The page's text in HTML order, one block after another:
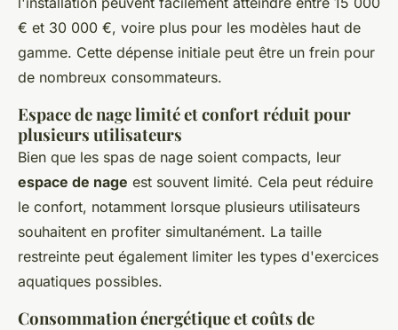
€ et 30 000 €, voire plus pour les modèles haut de
gamme. Cette dépense initiale peut être un frein pour
de nombreux consommateurs.
Espace de nage limité et confort réduit pour
plusieurs utilisateurs
Bien que les spas de nage soient compacts, leur
espace de nage est souvent limité. Cela peut réduire
le confort, notamment lorsque plusieurs utilisateurs
souhaitent en profiter simultanément. La taille
restreinte peut également limiter les types d'exercices
aquatiques possibles.
Consommation énergétique et coûts de